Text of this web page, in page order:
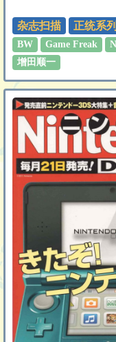
杂志扫描
正统系列
BW Game Freak
增田顺一